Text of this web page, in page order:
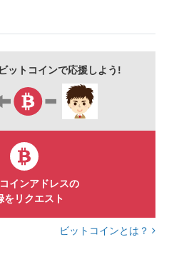
い 残暑見舞い
空 夏空
ック 挿し絵
ットコインで応援しよう!
インアドレスの
をリクエスト
ビットコインとは？